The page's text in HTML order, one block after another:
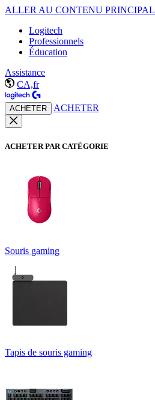
ALLER AU CONTENU PRINCIPAL
Logitech
Professionnels
Éducation
Assistance
CA,fr
ACHETER ACHETER
ACHETER PAR CATÉGORIE
Souris gaming
Tapis de souris gaming